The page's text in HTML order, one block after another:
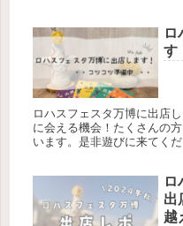
ロ
す
ロハスフェスタ万博に出店
に会える機会！たくさんの
います。是非遊びに来てく
ロ
出
越